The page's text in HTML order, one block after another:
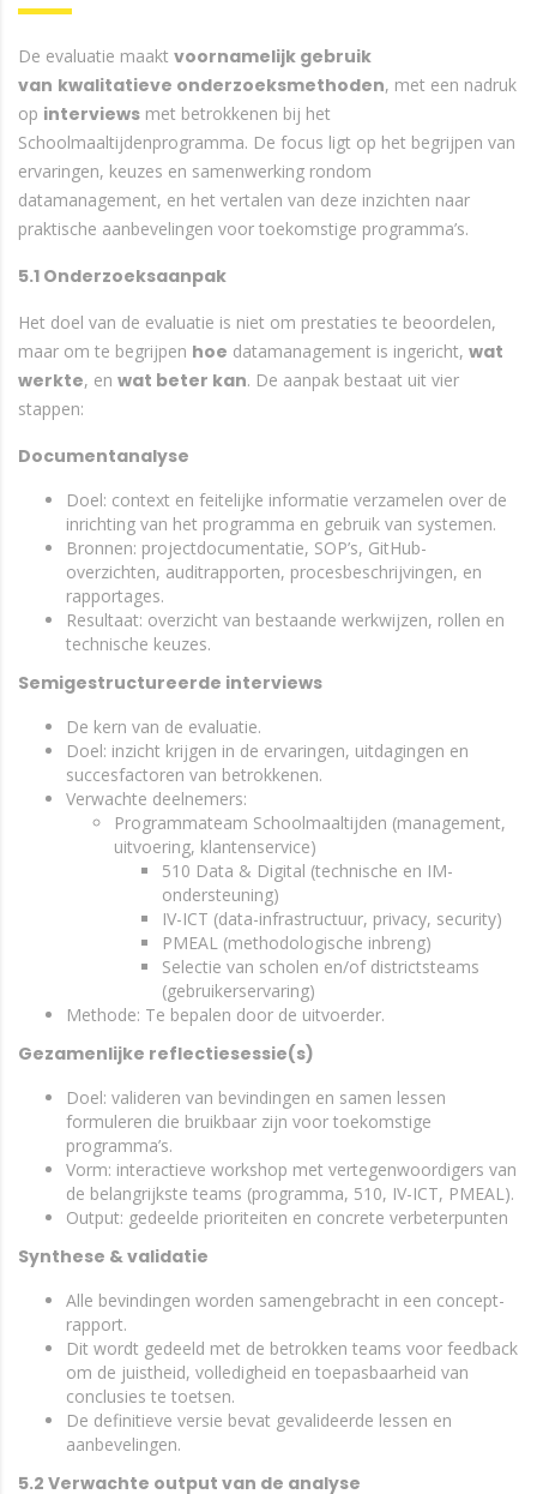
De evaluatie maakt voornamelijk gebruik
van kwalitatieve onderzoeksmethoden, met een nadruk
op interviews met betrokkenen bij het
Schoolmaaltijdenprogramma. De focus ligt op het begrijpen van
ervaringen, keuzes en samenwerking rondom
datamanagement, en het vertalen van deze inzichten naar
praktische aanbevelingen voor toekomstige programma’s.
5.1 Onderzoeksaanpak
Het doel van de evaluatie is niet om prestaties te beoordelen,
maar om te begrijpen hoe datamanagement is ingericht, wat
werkte, en wat beter kan. De aanpak bestaat uit vier
stappen:
Documentanalyse
Doel: context en feitelijke informatie verzamelen over de
inrichting van het programma en gebruik van systemen.
Bronnen: projectdocumentatie, SOP’s, GitHub-
overzichten, auditrapporten, procesbeschrijvingen, en
rapportages.
Resultaat: overzicht van bestaande werkwijzen, rollen en
technische keuzes.
Semigestructureerde interviews
De kern van de evaluatie.
Doel: inzicht krijgen in de ervaringen, uitdagingen en
succesfactoren van betrokkenen.
Verwachte deelnemers:
Programmateam Schoolmaaltijden (management,
uitvoering, klantenservice)
510 Data & Digital (technische en IM-
ondersteuning)
IV-ICT (data-infrastructuur, privacy, security)
PMEAL (methodologische inbreng)
Selectie van scholen en/of districtsteams
(gebruikerservaring)
Methode: Te bepalen door de uitvoerder.
Gezamenlijke reflectiesessie(s)
Doel: valideren van bevindingen en samen lessen
formuleren die bruikbaar zijn voor toekomstige
programma’s.
Vorm: interactieve workshop met vertegenwoordigers van
de belangrijkste teams (programma, 510, IV-ICT, PMEAL).
Output: gedeelde prioriteiten en concrete verbeterpunten
Synthese & validatie
Alle bevindingen worden samengebracht in een concept-
rapport.
Dit wordt gedeeld met de betrokken teams voor feedback
om de juistheid, volledigheid en toepasbaarheid van
conclusies te toetsen.
De definitieve versie bevat gevalideerde lessen en
aanbevelingen.
5.2 Verwachte output van de analyse